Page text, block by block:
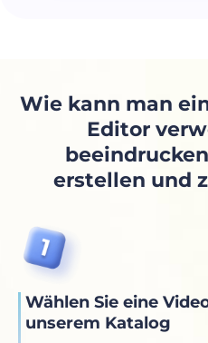
Wie kann man
Editor
erstellen und
Wählen Sie eine
unserem Katalog